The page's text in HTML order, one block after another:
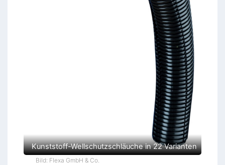
Kunststoff-Wellschutzschläuche in 22 Varianten
Bild: Flexa GmbH & Co.